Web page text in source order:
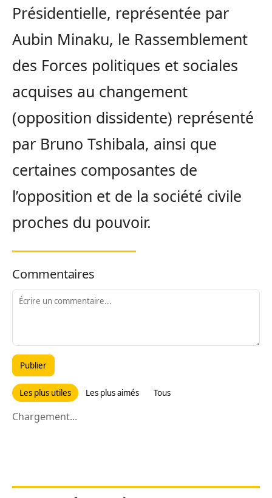
Présidentielle, représentée par
Aubin Minaku, le Rassemblement
des Forces politiques et sociales
acquises au changement
(opposition dissidente) représenté
par Bruno Tshibala, ainsi que
certaines composantes de
l’opposition et de la société civile
proches du pouvoir.
Commentaires
Publier
Les plus utiles Les plus aimés Tous
Chargement...